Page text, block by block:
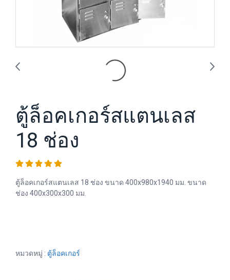
ตู้ล็อคเกอร์สแตนเลส
18 ช่อง
ตู้ล็อคเกอร์สแตนเลส 18 ช่อง ขนาด 400x980x1940 มม. ขนาด
ช่อง 400x300x300 มม.
หมวดหมู่ : ตู้ล็อคเกอร์